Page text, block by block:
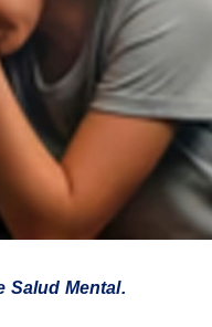
Salud Mental.